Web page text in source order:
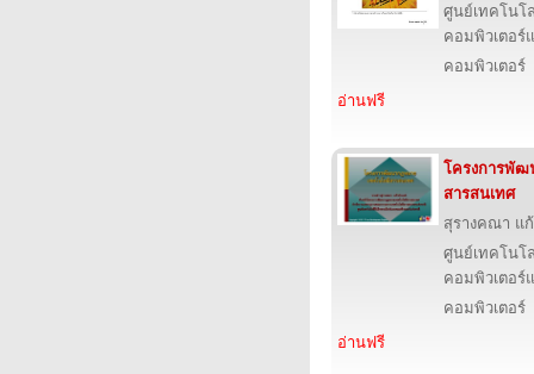
ศูนย์เทคโนโ
คอมพิวเตอร์
คอมพิวเตอร์
อ่านฟรี
โครงการพัฒ
สารสนเทศ
สุรางคณา แ
ศูนย์เทคโนโ
คอมพิวเตอร์
คอมพิวเตอร์
อ่านฟรี